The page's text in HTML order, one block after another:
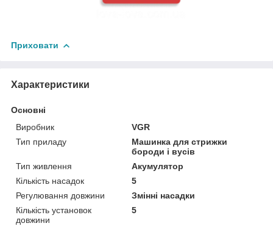
Приховати
Характеристики
Основні
Виробник
VGR
Тип приладу
Машинка для стрижки
бороди і вусів
Тип живлення
Акумулятор
Кількість насадок
5
Регулювання довжини
Змінні насадки
Кількість установок
довжини
5